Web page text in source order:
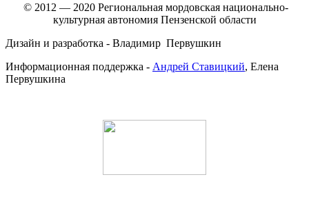
© 2012 — 2020 Региональная мордовская национально-
культурная автономия Пензенской области
Дизайн и разработка - Владимир Первушкин
Информационная поддержка - Андрей Ставицкий, Елена
Первушкина